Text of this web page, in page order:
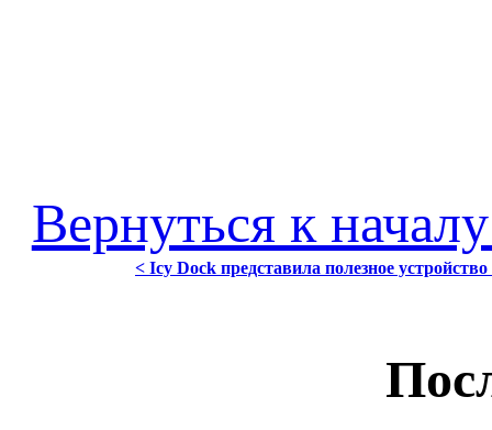
Вернуться к
< Icy Dock представила полезное